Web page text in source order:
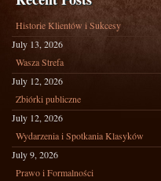
Historie Klientów i Sukcesy
July 13, 2026
Wasza Strefa
July 12, 2026
Zbiórki publiczne
July 12, 2026
Wydarzenia i Spotkania Klasyków
July 9, 2026
Prawo i Formalności